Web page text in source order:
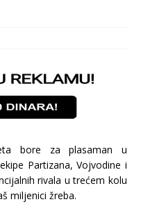
bore za plasaman u
Partizana, Vojvodine i
rivala u trećem kolu
miljenici žreba.